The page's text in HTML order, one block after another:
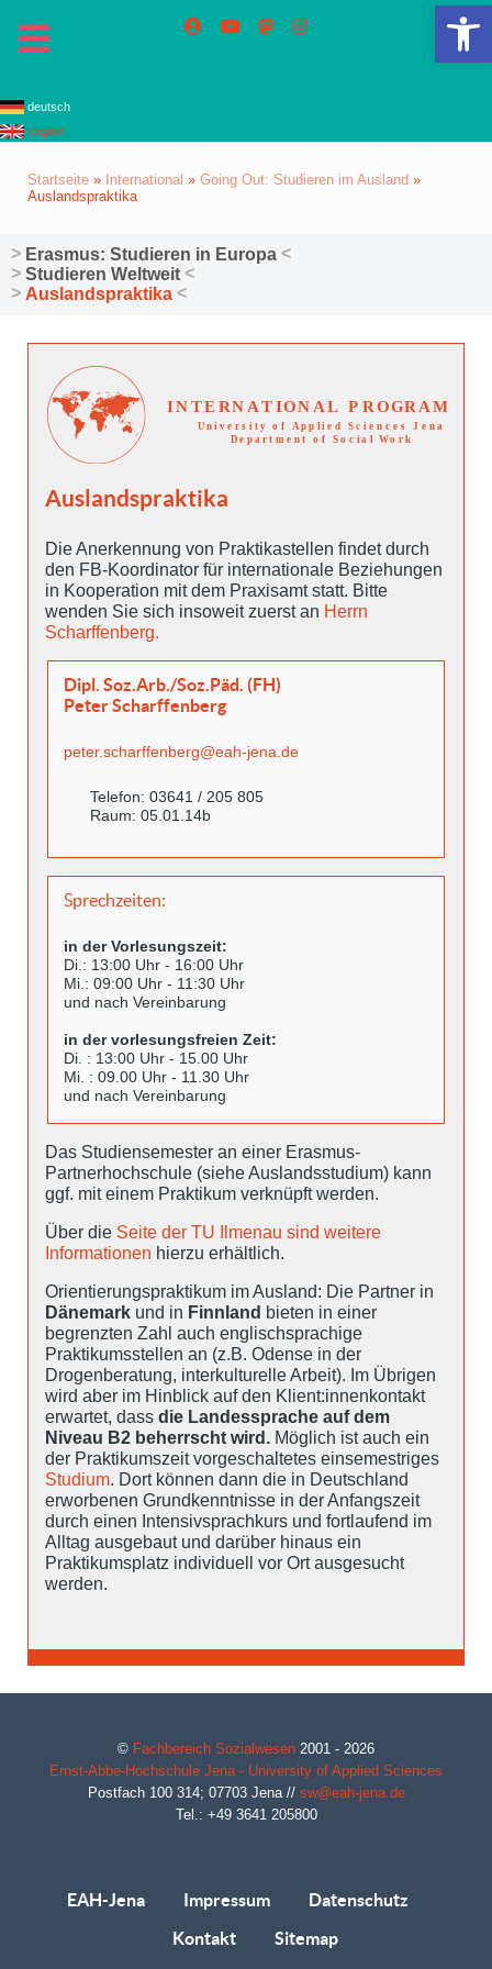
deutsch
english
Startseite » International » Going Out: Studieren im Ausland »
Auslandspraktika
Erasmus: Studieren in Europa
Studieren Weltweit
Auslandspraktika
Auslandspraktika
Die Anerkennung von Praktikastellen findet durch
den FB-Koordinator für internationale Beziehungen
in Kooperation mit dem Praxisamt statt. Bitte
wenden Sie sich insoweit zuerst an Herrn
Scharffenberg.
Dipl. Soz.Arb./Soz.Päd. (FH)
Peter Scharffenberg
peter.scharffenberg@eah-jena.de
Telefon: 03641 / 205 805
Raum: 05.01.14b
Sprechzeiten:
in der Vorlesungszeit:
Di.: 13:00 Uhr - 16:00 Uhr
Mi.: 09:00 Uhr - 11:30 Uhr
und nach Vereinbarung
in der vorlesungsfreien Zeit:
Di. : 13:00 Uhr - 15.00 Uhr
Mi. : 09.00 Uhr - 11.30 Uhr
und nach Vereinbarung
Das Studiensemester an einer Erasmus-
Partnerhochschule (siehe Auslandsstudium) kann
ggf. mit einem Praktikum verknüpft werden.
Über die Seite der TU Ilmenau sind weitere
Informationen hierzu erhältlich.
Orientierungspraktikum im Ausland: Die Partner in
Dänemark und in Finnland bieten in einer
begrenzten Zahl auch englischsprachige
Praktikumsstellen an (z.B. Odense in der
Drogenberatung, interkulturelle Arbeit). Im Übrigen
wird aber im Hinblick auf den Klient:innenkontakt
erwartet, dass die Landessprache auf dem
Niveau B2 beherrscht wird. Möglich ist auch ein
der Praktikumszeit vorgeschaltetes einsemestriges
Studium. Dort können dann die in Deutschland
erworbenen Grundkenntnisse in der Anfangszeit
durch einen Intensivsprachkurs und fortlaufend im
Alltag ausgebaut und darüber hinaus ein
Praktikumsplatz individuell vor Ort ausgesucht
werden.
© Fachbereich Sozialwesen 2001 - 2026
Ernst-Abbe-Hochschule Jena - University of Applied Sciences
Postfach 100 314; 07703 Jena// sw@eah-jena.de
Tel.: +49 3641 205800
EAH-Jena Impressum
Datenschutz
Kontakt
Sitemap